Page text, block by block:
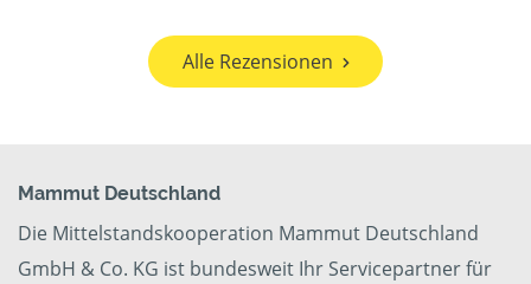
Alle Rezensionen
Mammut Deutschland
Die Mittelstandskooperation Mammut Deutschland
GmbH & Co. KG ist bundesweit Ihr Servicepartner für